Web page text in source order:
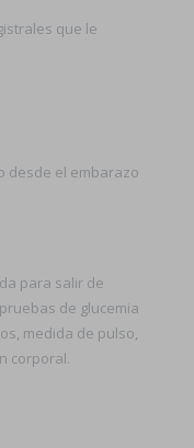
que le
desde el embarazo
para salir de
de glucemia
medida de pulso,
corporal.